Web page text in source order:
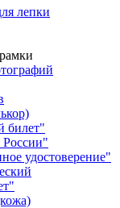
лепки
билет"
удостоверение"